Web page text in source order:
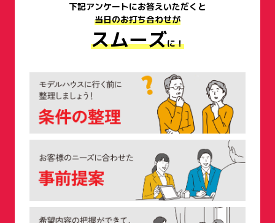
下記アンケートにお答えいただくと
当日のお打ち合わせが
スムーズに！